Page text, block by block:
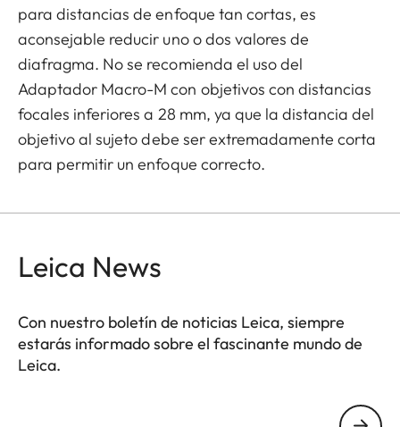
para distancias de enfoque tan cortas, es
aconsejable reducir uno o dos valores de
diafragma. No se recomienda el uso del
Adaptador Macro-M con objetivos con distancias
focales inferiores a 28 mm, ya que la distancia del
objetivo al sujeto debe ser extremadamente corta
para permitir un enfoque correcto.
Leica News
Con nuestro boletín de noticias Leica, siempre
estarás informado sobre el fascinante mundo de
Leica.